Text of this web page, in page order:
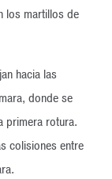
los martillos de
hacia las
donde se
primera rotura.
colisiones entre